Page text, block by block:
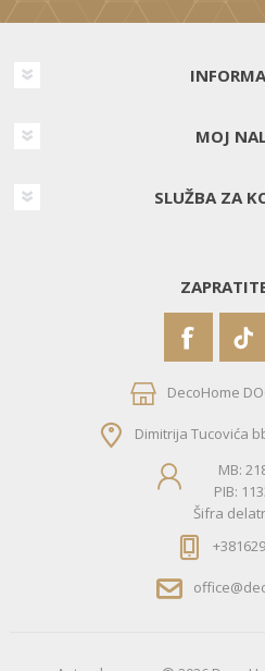
MOJ
SLUŽBA ZA
DecoHome
Dimitrija Tucovića
MB:
PIB:
Šifra